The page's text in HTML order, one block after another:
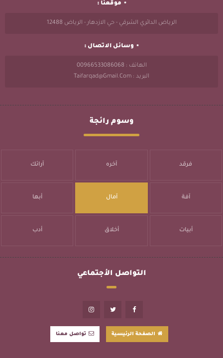
موقعنا :
الرياض الدائري الشرقي - حي الازدهار - الرياض 12488
وسائل الاتصال :
الهاتف : 00966533086068
البريد : Taifarqad@gmail.com
وسوم رائجة
فرقد آخره آرائك
آفة آمال أبها
أبيات أخلاق أدب
التواصل الأجتماعي
الصفحة الرئيسية تواصل معنا